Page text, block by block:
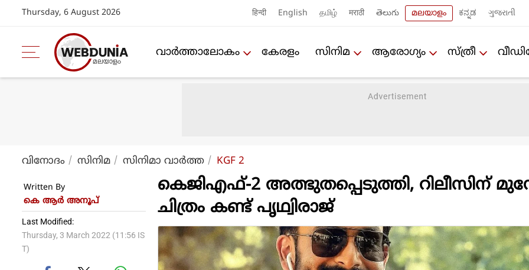
Thursday, 6 August 2026 हिन्दी English தமிழ் मराठी తెలుగు മലയാളം ಕನ್ನಡ ગુજરાતી
വാര്‍ത്താലോകം കേരളം സിനിമ ആരോഗ്യം സ്ത്രീ
വിനോദം സിനിമ സിനിമാ വാര്‍ത്ത KGF 2
Written By
കെ ആര്‍ അനൂപ്
Last Modified:
Thursday, 3 March 2022 (11:56 IS
T)
കെജിഎഫ്-2 അത്ഭുതപ്പെടുത്തി, റിലീസിന്
ചിത്രം കണ്ട് പൃഥ്വിരാജ്